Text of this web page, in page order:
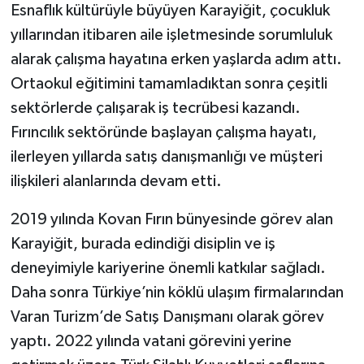
Esnaflık kültürüyle büyüyen Karayiğit, çocukluk
yıllarından itibaren aile işletmesinde sorumluluk
alarak çalışma hayatına erken yaşlarda adım attı.
Ortaokul eğitimini tamamladıktan sonra çeşitli
sektörlerde çalışarak iş tecrübesi kazandı.
Fırıncılık sektöründe başlayan çalışma hayatı,
ilerleyen yıllarda satış danışmanlığı ve müşteri
ilişkileri alanlarında devam etti.
2019 yılında Kovan Fırın bünyesinde görev alan
Karayiğit, burada edindiği disiplin ve iş
deneyimiyle kariyerine önemli katkılar sağladı.
Daha sonra Türkiye’nin köklü ulaşım firmalarından
Varan Turizm’de Satış Danışmanı olarak görev
yaptı. 2022 yılında vatani görevini yerine